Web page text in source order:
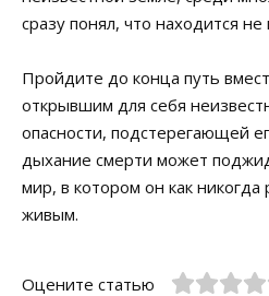
сразу понял, что находится не
Пройдите до конца путь
открывшим для себя
опасности, подстерегающей
дыхание смерти может
мир, в котором он как
живым.
Оцените статью